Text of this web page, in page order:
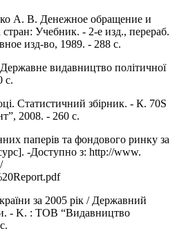
А. В. Денежное обращение и
Учебник. - 2-е изд., перераб.
изд-во, 1989. - 288 с.
видавництво політичної
с.
Статистичний збірник. - К. 70S
2008. - 260 с.
паперів та фондового ринку за
-Доступно з: http://www.
за 2005 рік / Державний
- K. : ТОВ “Видавництво